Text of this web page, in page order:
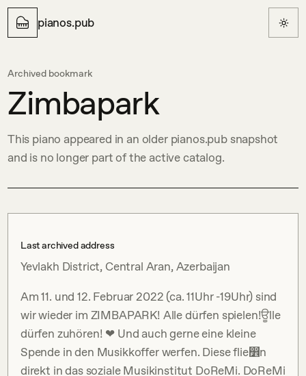
pianos.pub
Archived bookmark
Zimbapark
This piano appeared in an older pianos.pub snapshot
and is no longer part of the active catalog.
Last archived address
Yevlakh District, Central Aran, Azerbaijan
Am 11. und 12. Februar 2022 (ca. 11Uhr -19Uhr) sind
wir wieder im ZIMBAPARK! Alle dürfen spielen!ਊlle
dürfen zuhören! ❤ Und auch gerne eine kleine
Spende in den Musikkoffer werfen. Diese flie෾n
direkt in das soziale Musikinstitut DoReMi. DoReMi